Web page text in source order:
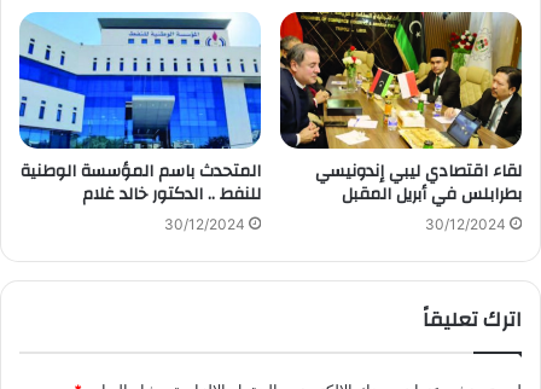
لقاء اقتصادي ليبي إندونيسي
بطرابلس في أبريل المقبل
30/12/2024
المتحدث باسم المؤسسة الوطنية
للنفط .. الدكتور خالد غلام
30/12/2024
اترك تعليقاً